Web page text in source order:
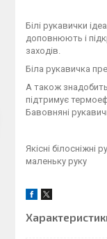
Білі рукавички
доповнюють і
заходів.
Біла рукавичка
А також
підтримує
Бавовняні
Якісні
маленьку руку